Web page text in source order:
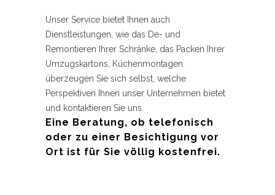
Unser Service bietet Ihnen auch
Dienstleistungen, wie das De- und
Remontieren Ihrer Schränke, das Packen Ihrer
Umzugskartons, Küchenmontagen.
überzeugen Sie sich selbst, welche
Perspektiven Ihnen unser Unternehmen bietet
und kontaktieren Sie uns.
Eine Beratung, ob telefonisch
oder zu einer Besichtigung vor
Ort ist für Sie völlig kostenfrei.